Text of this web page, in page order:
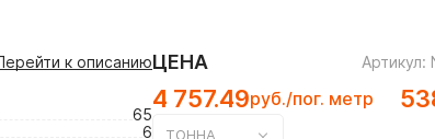
к описанию
65
6
ЦЕНА Артикул:
4 757.49руб./пог. метр
ТОННА